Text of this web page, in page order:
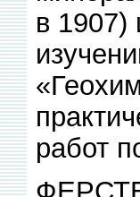
в 1907)
работ